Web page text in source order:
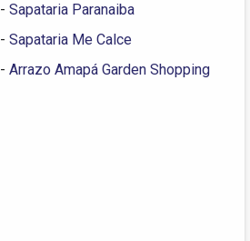
- Sapataria Paranaiba
- Sapataria Me Calce
- Arrazo Amapá Garden Shopping